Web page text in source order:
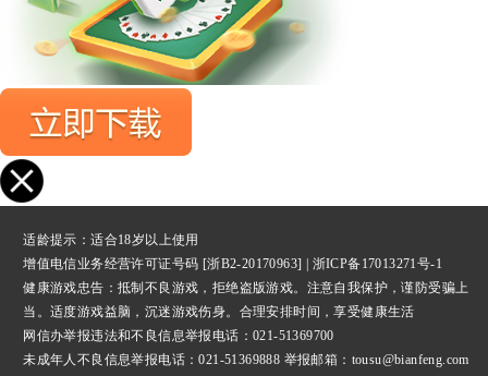
适龄提示：适合18岁以上使用
增值电信业务经营许可证号码 [浙B2-20170963] | 浙ICP备17013271号-1
健康游戏忠告：抵制不良游戏，拒绝盗版游戏。注意自我保护，谨防受骗上
当。适度游戏益脑，沉迷游戏伤身。合理安排时间，享受健康生活
网信办举报违法和不良信息举报 电话：021-51369700
未成年人不良信息举报电话：021-51369888 举报邮箱：tousu@bianfeng.com